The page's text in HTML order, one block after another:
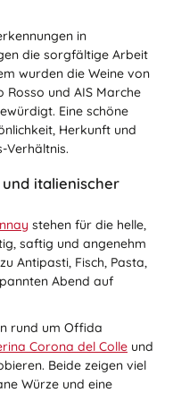
in
die sorgfältige Arbeit
wurden die Weine von
Rosso und AIS Marche
Eine schöne
Herkunft und
Verhältnis.
italienischer
stehen für die helle,
saftig und angenehm
Antipasti, Fisch, Pasta,
Abend auf
rund um Offida
Corona del Colle und
Beide zeigen viel
Würze und eine